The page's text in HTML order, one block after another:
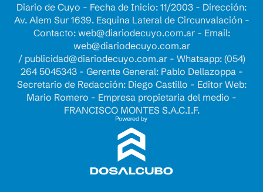
Diario de Cuyo - Fecha de Inicio: 11/2003 - Dirección:
Av. Alem Sur 1639. Esquina Lateral de Circunvalación -
Contacto: web@diariodecuyo.com.ar- Email:
web@diariodecuyo.com.ar
/ publicidad@diariodecuyo.com.ar- Whatsapp: (054)
264 5045343 - Gerente General: Pablo Dellazoppa -
Secretario de Redacción: Diego Castillo - Editor Web:
Mario Romero - Empresa propietaria del medio -
FRANCISCO MONTES S.A.C.I.F.